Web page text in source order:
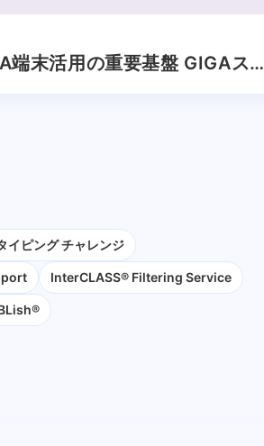
端末活用の重要基盤 GIGAスク
重要性は更に高まる
イピング チャレンジ
InterCLASS®︎ Filtering Service